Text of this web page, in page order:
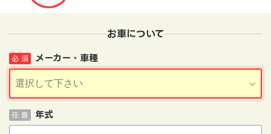
お車について
メーカー・車種
必 須
年式
任 意